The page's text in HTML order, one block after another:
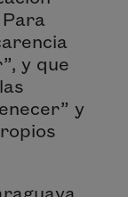
y que
y